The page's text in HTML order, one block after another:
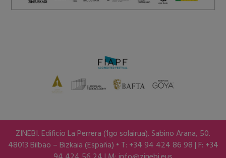
ZINEBI. Edificio La Perrera (1go solairua). Sabino Arana, 50.
48013 Bilbao – Bizkaia (España) • T: +34 94 424 86 98 | F: +34